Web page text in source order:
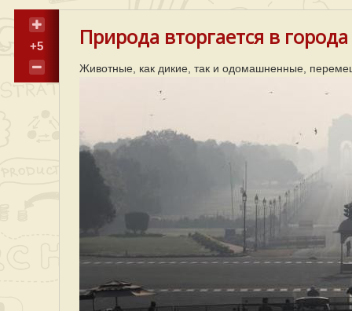
+5 Природа вторгается в
Животные, как дикие, так и одомашненные,